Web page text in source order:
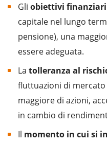
Gli obiettivi finanziari
capitale nel lungo
pensione), una
essere adeguata.
La tolleranza al
fluttuazioni di
maggiore di azioni,
in cambio di
Il momento in cui si